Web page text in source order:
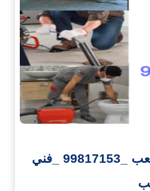
تسليك مجاري الشعب _99817153 _فني